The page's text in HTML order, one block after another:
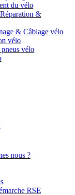
du vélo
Réparation &
& Câblage vélo
vélo
vélo
nous ?
RSE